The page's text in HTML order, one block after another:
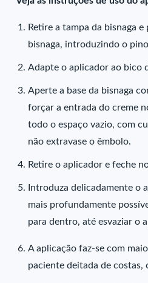
Retire a tampa da bisnaga
bisnaga, introduzindo o
Adapte o aplicador ao bico
Aperte a base da bisnaga
forçar a entrada do creme
todo o espaço vazio, com
não extravase o êmbolo.
Retire o aplicador e feche
Introduza delicadamente o
mais profundamente
para dentro, até esvaziar o
A aplicação faz-se com
paciente deitada de costas,